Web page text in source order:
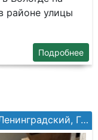
районе улицы
Подробнее
Гагарина ул, №80ак3